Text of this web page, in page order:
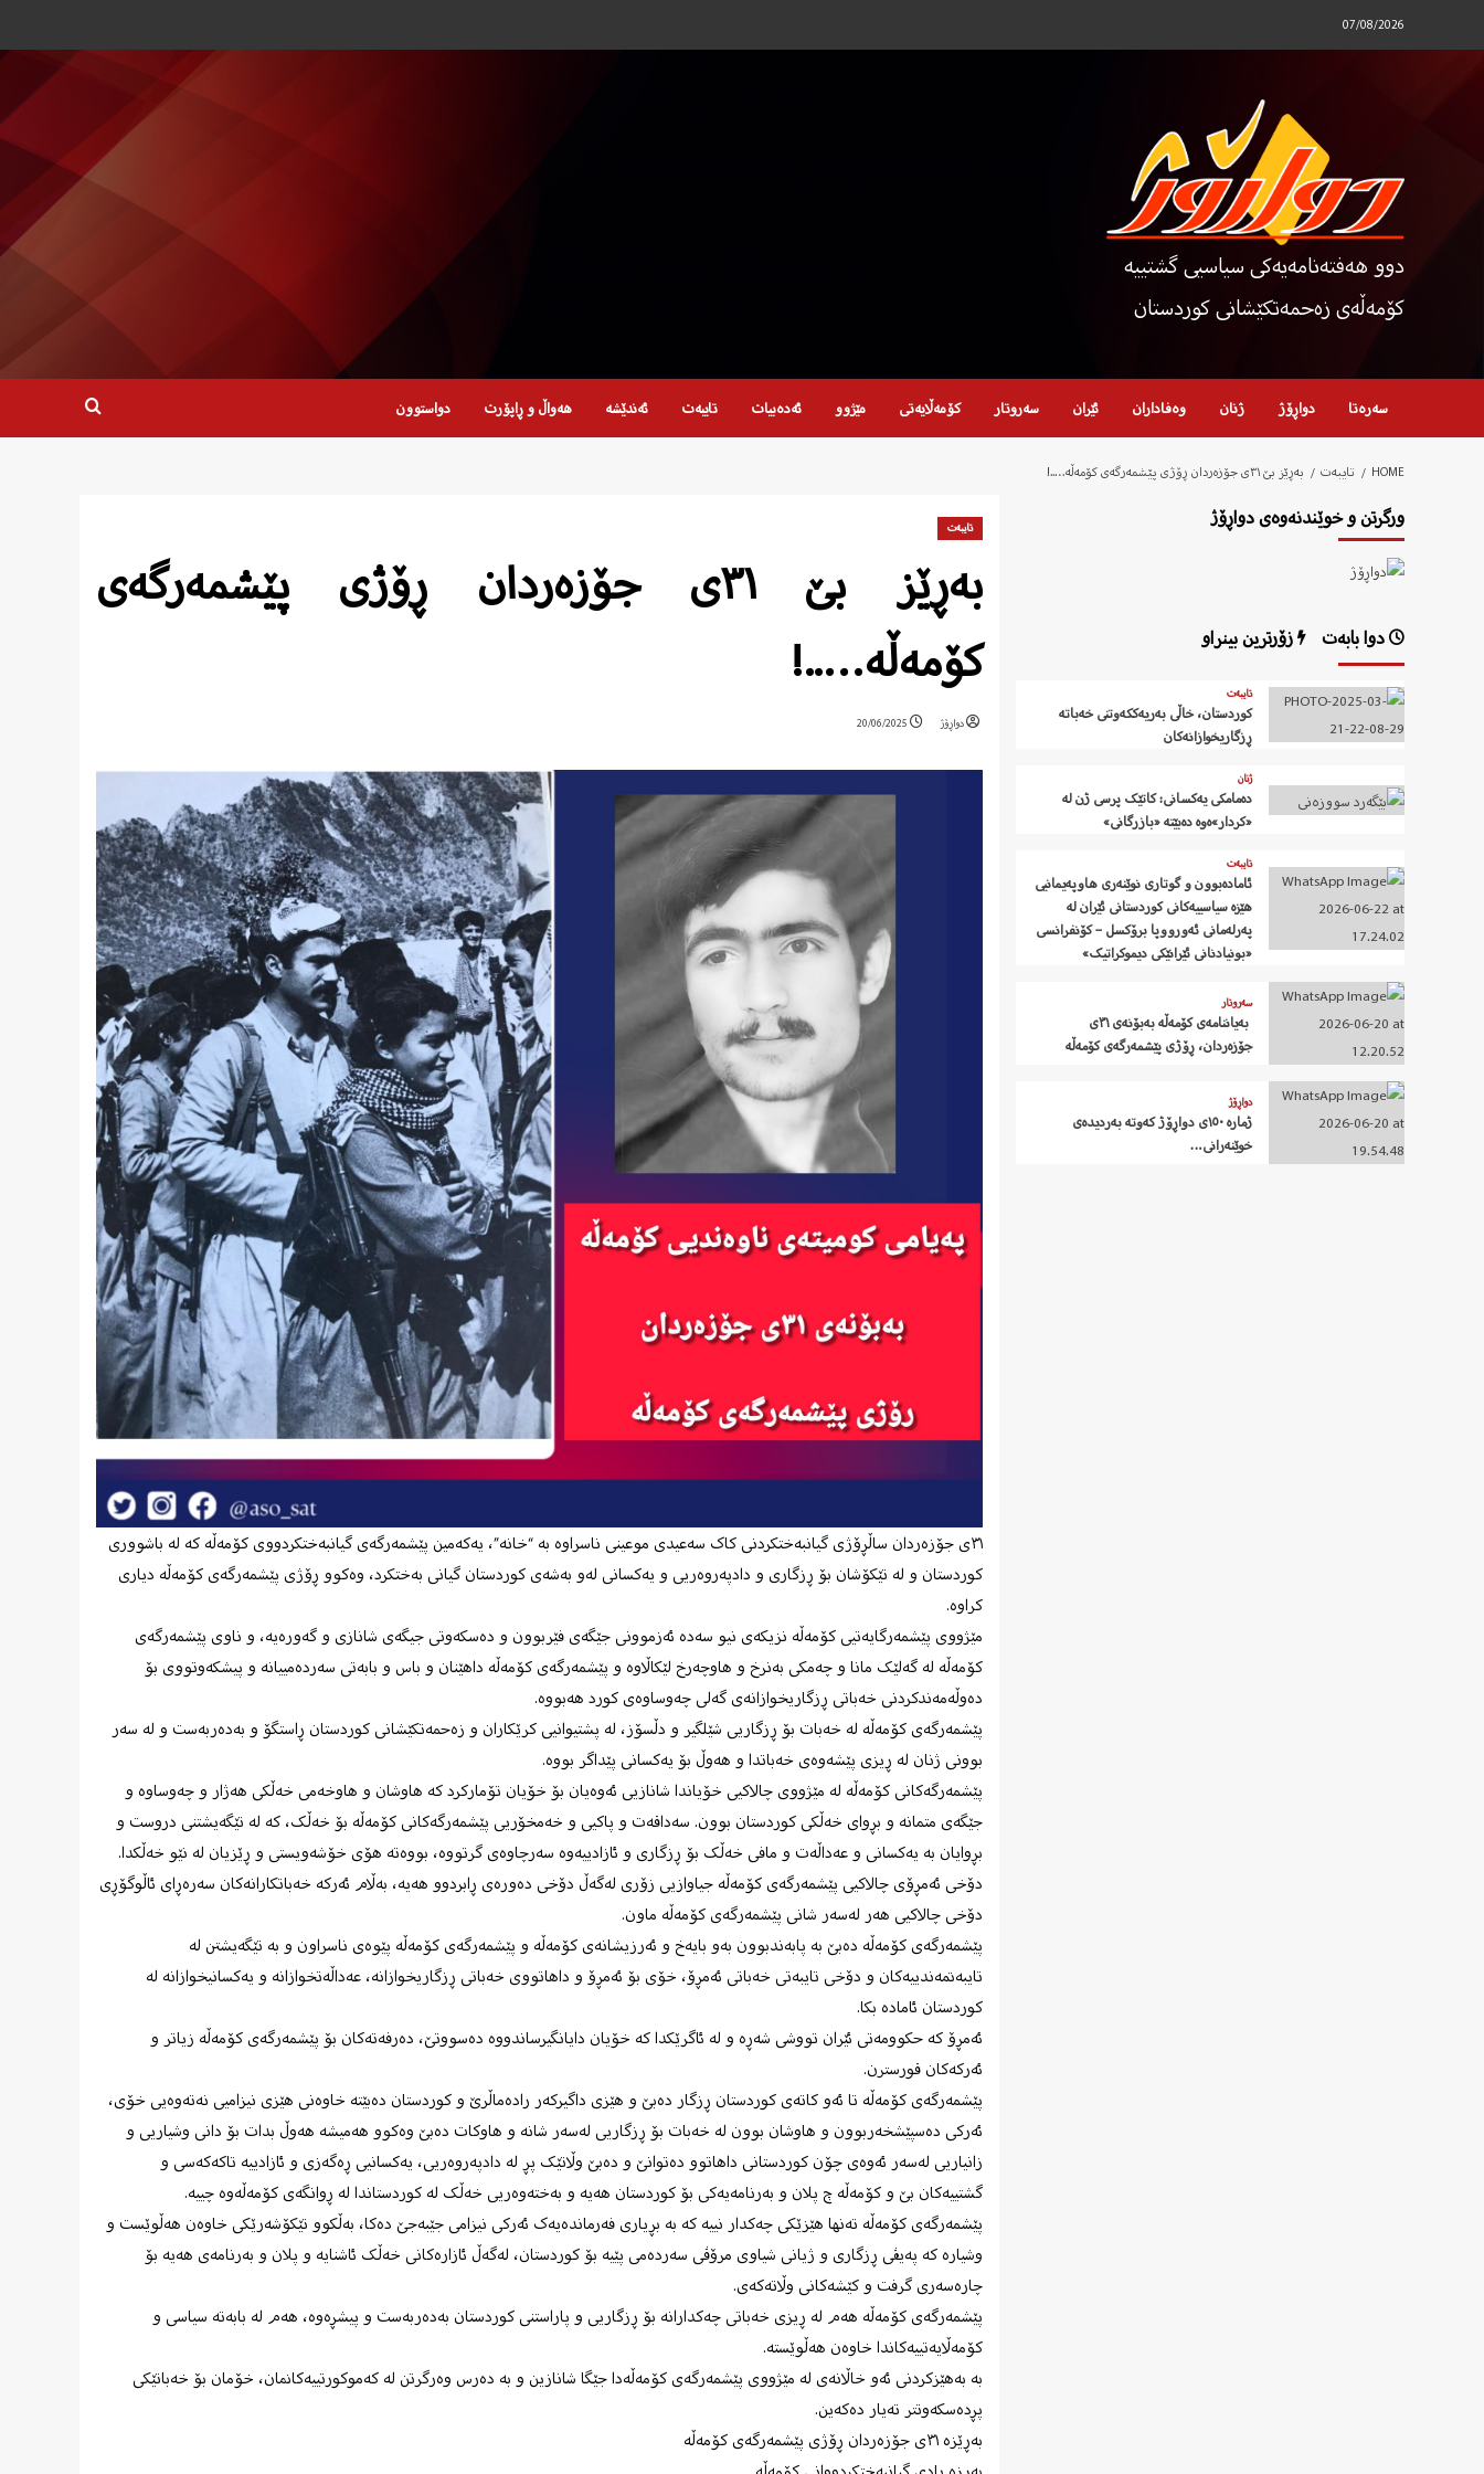
07/08/2026
دوو هەفتەنامەیەکی سیاسیی گشتییە
کۆمەڵەی زەحمەتکێشانی کوردستان
سەرەتا دواڕۆژ ژنان وەفاداران ئێران سەروتار کۆمەڵایەتی مێژوو ئەدەبیات تایبەت ئەندێشە هەواڵ و ڕاپۆرت دواستوون
HOME تایبەت بەڕێز بێ ٣١ی جۆزەردان ڕۆژی پێشمەرگەی کۆمەڵە…..!
تایبەت
بەڕێز بێ ٣١ی جۆزەردان ڕۆژی پێشمەرگەی
کۆمەڵە…..!
دواڕۆژ 20/06/2025
٣١ی جۆزەردان ساڵڕۆژی گیانبەختکردنی کاک سەعیدی موعینی ناسراوە بە “خانە”، یەکەمین پێشمەرگەی گیانبەختکردووی کۆمەڵە کە لە باشووری
کوردستان و لە تێکۆشان بۆ ڕزگاری و دادپەروەریی و یەکسانی لەو بەشەی کوردستان گیانی بەختکرد، وەکوو ڕۆژی پێشمەرگەی کۆمەڵە دیاری
کراوە.
مێژووی پێشمەرگایەتیی کۆمەڵە نزیکەی نیو سەدە ئەزموونی جێگەی فێربوون و دەسکەوتی جیگەی شانازی و گەورەیە، و ناوی پێشمەرگەی
کۆمەڵە لە گەلێک مانا و چەمکی بەنرخ و هاوچەرخ لێکاڵاوە و پێشمەرگەی کۆمەڵە داهێنان و باس و بابەتی سەردەمییانە و پیشکەوتووی بۆ
دەوڵەمەندکردنی خەباتی ڕزگاریخوازانەی گەلی چەوساوەی کورد هەبووە.
پێشمەرگەی کۆمەڵە لە خەبات بۆ ڕزگاریی شێلگیر و دڵسۆز، لە پشتیوانیی کرێکاران و زەحمەتکێشانی کوردستان ڕاستگۆ و بەدەربەست و لە سەر
بوونی ژنان لە ڕیزی پێشەوەی خەباتدا و هەوڵ بۆ یەکسانی پێداگر بووە.
پێشمەرگەکانی کۆمەڵە لە مێژووی چالاکیی خۆیاندا شانازیی ئەوەیان بۆ خۆیان تۆمارکرد کە هاوشان و هاوخەمی خەڵکی هەژار و چەوساوە و
جێگەی متمانە و بڕوای خەڵکی کوردستان بوون. سەداقەت و پاکیی و خەمخۆریی پێشمەرگەکانی کۆمەڵە بۆ خەڵک، کە لە تێگەیشتنی دروست و
بڕوایان بە یەکسانی و عەداڵەت و مافی خەڵک بۆ ڕزگاری و ئازادییەوە سەرچاوەی گرتووە، بووەتە هۆی خۆشەویستی و ڕێزیان لە نێو خەڵکدا.
دۆخی ئەمڕۆی چالاکیی پێشمەرگەی کۆمەڵە جیاوازیی زۆری لەگەڵ دۆخی دەورەی ڕابردوو هەیە، بەڵام ئەرکە خەباتکارانەکان سەرەڕای ئاڵوگۆڕی
دۆخی چالاکیی هەر لەسەر شانی پێشمەرگەی کۆمەڵە ماون.
پێشمەرگەی کۆمەڵە دەبێ بە پابەندبوون بەو بایەخ و ئەرزیشانەی کۆمەڵە و پێشمەرگەی کۆمەڵە پێوەی ناسراون و بە تێگەیشتن لە
تایبەتمەندییەکان و دۆخی تایبەتی خەباتی ئەمڕۆ، خۆی بۆ ئەمڕۆ و داهاتووی خەباتی ڕزگاریخوازانە، عەداڵەتخوازانە و یەکسانیخوازانە لە
کوردستان ئامادە بکا.
ئەمڕۆ کە حکوومەتی ئێران تووشی شەڕە و لە ئاگرێکدا کە خۆیان دایانگیرساندووە دەسووتێ، دەرفەتەکان بۆ پێشمەرگەی کۆمەڵە زیاتر و
ئەرکەکان قورسترن.
پێشمەرگەی کۆمەڵە تا ئەو کاتەی کوردستان ڕزگار دەبێ و هێزی داگیرکەر رادەماڵرێ و کوردستان دەبێتە خاوەنی هێزی نیزامیی نەتەوەیی خۆی،
ئەرکی دەسپێشخەربوون و هاوشان بوون لە خەبات بۆ ڕزگاریی لەسەر شانە و هاوکات دەبێ وەکوو هەمیشە هەوڵ بدات بۆ دانی وشیاریی و
زانیاریی لەسەر ئەوەی چۆن کوردستانی داهاتوو دەتوانێ و دەبێ وڵاتێک پڕ لە دادپەروەریی، یەکسانیی ڕەگەزی و ئازادییە تاکەکەسی و
گشتییەکان بێ و کۆمەڵە چ پلان و بەرنامەیەکی بۆ کوردستان هەیە و بەختەوەریی خەڵک لە کوردستاندا لە ڕوانگەی کۆمەڵەوە چییە.
پێشمەرگەی کۆمەڵە تەنها هێزێکی چەکدار نییە کە بە بڕیاری فەرماندەیەک ئەرکی نیزامی جێبەجێ دەکا، بەڵکوو تێکۆشەرێکی خاوەن هەڵوێست و
وشیارە کە پەیڤی ڕزگاری و ژیانی شیاوی مرۆڤی سەردەمی پێیە بۆ کوردستان، لەگەڵ ئازارەکانی خەڵک ئاشنایە و پلان و بەرنامەی هەیە بۆ
چارەسەری گرفت و کێشەکانی وڵاتەکەی.
پێشمەرگەی کۆمەڵە هەم لە ڕیزی خەباتی چەکدارانە بۆ ڕزگاریی و پاراستنی کوردستان بەدەربەست و پیشڕەوە، هەم لە بابەتە سیاسی و
کۆمەڵایەتییەکاندا خاوەن هەڵوێستە.
بە بەهێزکردنی ئەو خاڵانەی لە مێژووی پێشمەرگەی کۆمەڵەدا جێگا شانازین و بە دەرس وەرگرتن لە کەموکورتییەکانمان، خۆمان بۆ خەباتێکی
پڕدەسکەوتتر تەیار دەکەین.
بەڕێزە ٣١ی جۆزەردان ڕۆژی پێشمەرگەی کۆمەڵە
ورگرتن و خوێندنەوەی دواڕۆژ
دوا بابەت زۆرترین بینراو
تایبەت
کوردستان، خاڵی بەریەککەوتنی خەباتە
ڕزگاریخوازانەکان
ژنان
دەمامکی یەکسانی: کاتێک پرسی ژن لە
«کردار»ەوە دەبێتە «بازرگانی»
تایبەت
ئامادەبوون و گوتاری نوێنەری هاوپەیمانیی
هێزە سیاسییەکانی کوردستانی ئێران لە
پەرلەمانی ئەورووپا برۆکسل – کۆنفرانسی
«بونیادنانی ئێرانێکی دیموکراتیک»
سەروتار
‍ بەیاننامەی کۆمەڵە بەبۆنەی ٣١ی
جۆزەردان، ڕۆژی پێشمەرگەی کۆمەڵە
دواڕۆژ
ژمارە ١٥٠ی دواڕۆژ کەوتە بەردیدەی
خوێنەرانی…